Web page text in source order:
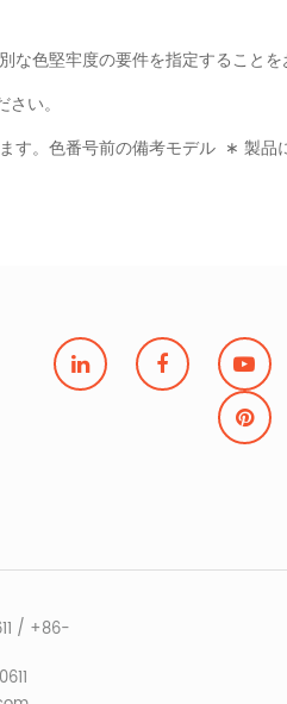
な色堅牢度の要件を指定すること
い。
す。色番号前の備考モデル ∗ 製品
/ +86-